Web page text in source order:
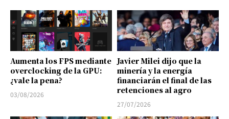
Aumenta los FPS mediante
overclocking de la GPU:
¿vale la pena?
03/08/2026
Javier Milei dijo que la
minería y la energía
financiarán el final de las
retenciones al agro
27/07/2026